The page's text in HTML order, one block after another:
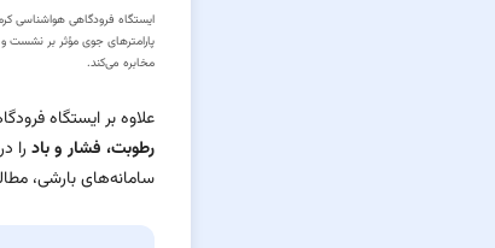
ایستگاه فرودگاهی هواشناسی
پارامترهای جوی مؤثر بر نشست
مخابره می‌کند.
علاوه بر ایستگاه
رطوبت، فشار و باد
سامانه‌های بارشی،